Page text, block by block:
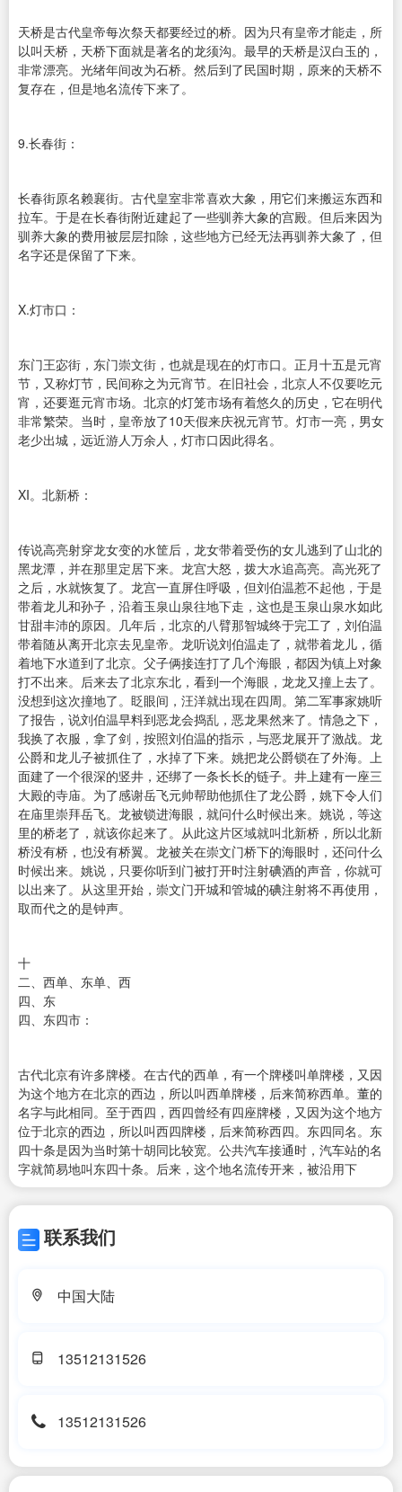
天桥是古代皇帝每次祭天都要经过的桥。因为只有皇帝才能走，所
以叫天桥，天桥下面就是著名的龙须沟。最早的天桥是汉白玉的，
非常漂亮。光绪年间改为石桥。然后到了民国时期，原来的天桥不
复存在，但是地名流传下来了。
9.长春街：
长春街原名赖襄街。古代皇室非常喜欢大象，用它们来搬运东西和
拉车。于是在长春街附近建起了一些驯养大象的宫殿。但后来因为
驯养大象的费用被层层扣除，这些地方已经无法再驯养大象了，但
名字还是保留了下来。
X.灯市口：
东门王宓街，东门崇文街，也就是现在的灯市口。正月十五是元宵
节，又称灯节，民间称之为元宵节。在旧社会，北京人不仅要吃元
宵，还要逛元宵市场。北京的灯笼市场有着悠久的历史，它在明代
非常繁荣。当时，皇帝放了10天假来庆祝元宵节。灯市一亮，男女
老少出城，远近游人万余人，灯市口因此得名。
XI。北新桥：
传说高亮射穿龙女变的水筐后，龙女带着受伤的女儿逃到了山北的
黑龙潭，并在那里定居下来。龙宫大怒，拨大水追高亮。高光死了
之后，水就恢复了。龙宫一直屏住呼吸，但刘伯温惹不起他，于是
带着龙儿和孙子，沿着玉泉山泉往地下走，这也是玉泉山泉水如此
甘甜丰沛的原因。几年后，北京的八臂那智城终于完工了，刘伯温
带着随从离开北京去见皇帝。龙听说刘伯温走了，就带着龙儿，循
着地下水道到了北京。父子俩接连打了几个海眼，都因为镇上对象
打不出来。后来去了北京东北，看到一个海眼，龙龙又撞上去了。
没想到这次撞地了。眨眼间，汪洋就出现在四周。第二军事家姚听
了报告，说刘伯温早料到恶龙会捣乱，恶龙果然来了。情急之下，
我换了衣服，拿了剑，按照刘伯温的指示，与恶龙展开了激战。龙
公爵和龙儿子被抓住了，水掉了下来。姚把龙公爵锁在了外海。上
面建了一个很深的竖井，还绑了一条长长的链子。井上建有一座三
大殿的寺庙。为了感谢岳飞元帅帮助他抓住了龙公爵，姚下令人们
在庙里崇拜岳飞。龙被锁进海眼，就问什么时候出来。姚说，等这
里的桥老了，就该你起来了。从此这片区域就叫北新桥，所以北新
桥没有桥，也没有桥翼。龙被关在崇文门桥下的海眼时，还问什么
时候出来。姚说，只要你听到门被打开时注射碘酒的声音，你就可
以出来了。从这里开始，崇文门开城和管城的碘注射将不再使用，
取而代之的是钟声。
十
二、西单、东单、西
四、东
四、东四市：
古代北京有许多牌楼。在古代的西单，有一个牌楼叫单牌楼，又因
为这个地方在北京的西边，所以叫西单牌楼，后来简称西单。董的
名字与此相同。至于西四，西四曾经有四座牌楼，又因为这个地方
位于北京的西边，所以叫西四牌楼，后来简称西四。东四同名。东
四十条是因为当时第十胡同比较宽。公共汽车接通时，汽车站的名
字就简易地叫东四十条。后来，这个地名流传开来，被沿用下
联系我们
中国大陆
13512131526
13512131526